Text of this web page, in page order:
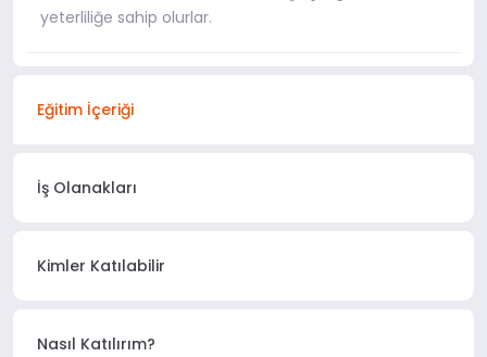
yeterliliğe sahip olurlar.
Eğitim İçeriği
İş Olanakları
Kimler Katılabilir
Nasıl Katılırım?